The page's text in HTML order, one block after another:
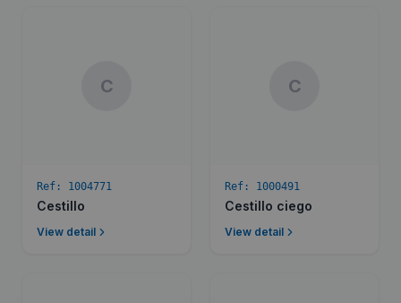
C
Ref: 1004771
Cestillo
View detail
C
Ref: 1000491
Cestillo ciego
View detail